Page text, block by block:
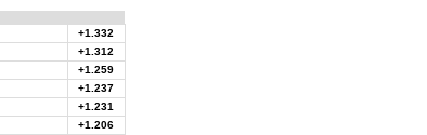
+1.332
+1.312
+1.259
+1.237
+1.231
+1.206